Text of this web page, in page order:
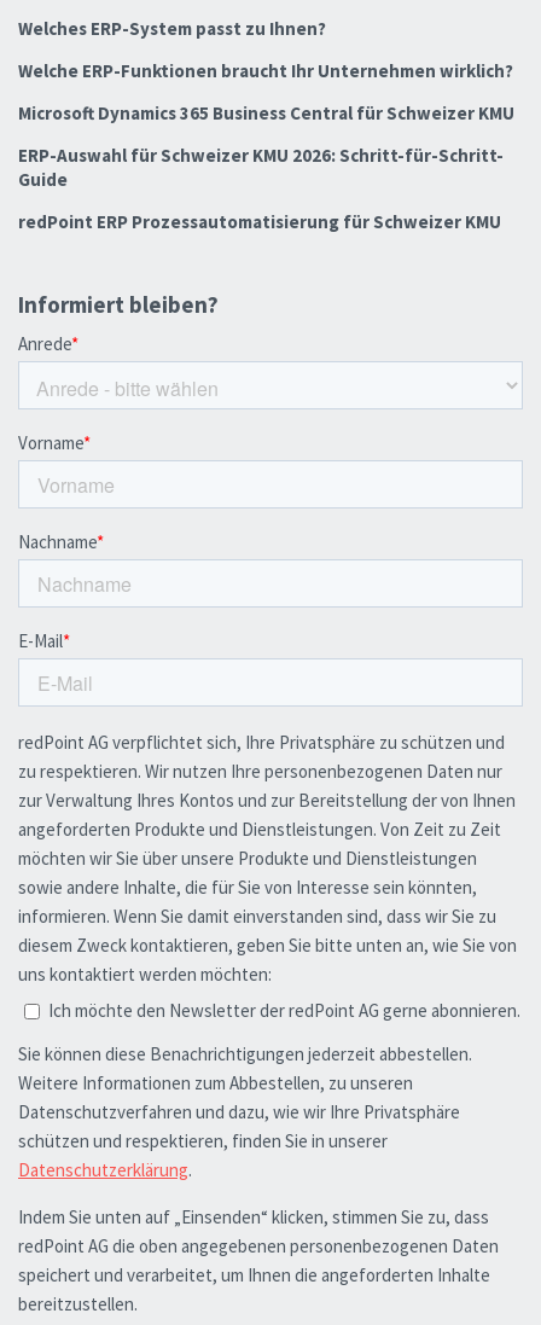
Welches ERP-System passt zu Ihnen?
Welche ERP-Funktionen braucht Ihr Unternehmen wirklich?
Microsoft Dynamics 365 Business Central für Schweizer KMU
ERP-Auswahl für Schweizer KMU 2026: Schritt-für-Schritt-
Guide
redPoint ERP Prozessautomatisierung für Schweizer KMU
Informiert bleiben?